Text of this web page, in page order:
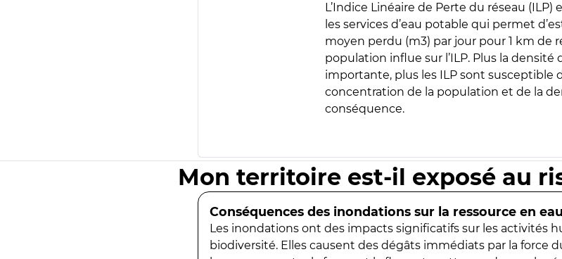
L’Indice Linéaire de Perte du réseau
les services d’eau potable qui permet
moyen perdu (m3) par jour pour 1 km de
population influe sur l’ILP. Plus la
importante, plus les ILP sont susceptible
concentration de la population et de la
conséquence.
Mon territoire est-il exposé au
Conséquences des inondations sur la ressource en eau
Les inondations ont des impacts significatifs sur les activités
biodiversité. Elles causent des dégâts immédiats par la force